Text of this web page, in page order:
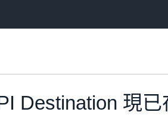
Destination 現